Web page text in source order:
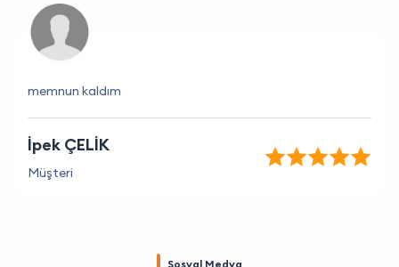
memnun kaldım
İpek ÇELİK
Müşteri
Sosyal Medya